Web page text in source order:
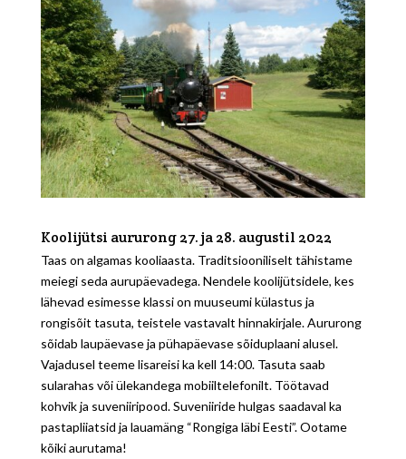
Koolijütsi aururong 27. ja 28. augustil 2022
Taas on algamas kooliaasta. Traditsiooniliselt tähistame
meiegi seda aurupäevadega. Nendele koolijütsidele, kes
lähevad esimesse klassi on muuseumi külastus ja
rongisõit tasuta, teistele vastavalt hinnakirjale. Aururong
sõidab laupäevase ja pühapäevase sõiduplaani alusel.
Vajadusel teeme lisareisi ka kell 14:00. Tasuta saab
sularahas või ülekandega mobiiltelefonilt. Töötavad
kohvik ja suveniiripood. Suveniiride hulgas saadaval ka
pastapliiatsid ja lauamäng “Rongiga läbi Eesti”. Ootame
kõiki aurutama!